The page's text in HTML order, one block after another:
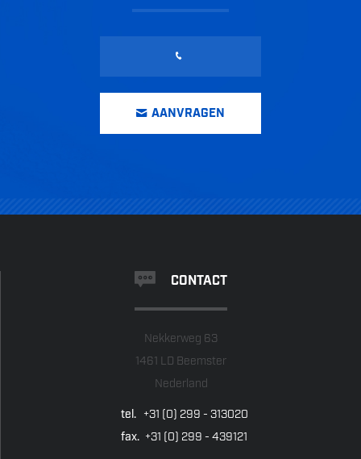
AANVRAGEN
CONTACT
Nekkerweg 63
1461 LD Beemster
Nederland
tel. +31 (0) 299 - 313020
fax. +31 (0) 299 - 439121